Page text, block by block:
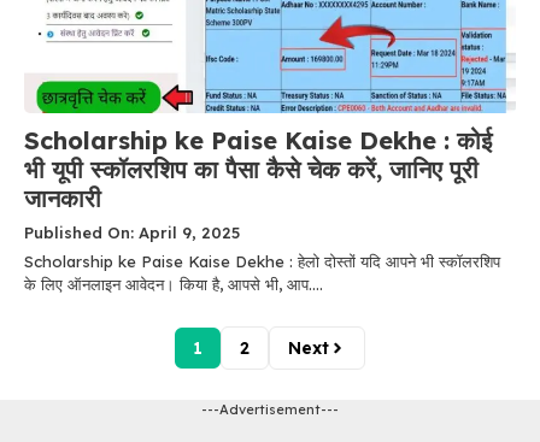
Scholarship ke Paise Kaise Dekhe : कोई
भी यूपी स्कॉलरशिप का पैसा कैसे चेक करें, जानिए पूरी
जानकारी
Published On: April 9, 2025
Scholarship ke Paise Kaise Dekhe : हेलो दोस्तों यदि आपने भी स्कॉलरशिप
के लिए ऑनलाइन आवेदन। किया है, आपसे भी, आप....
1 2 Next
---Advertisement---